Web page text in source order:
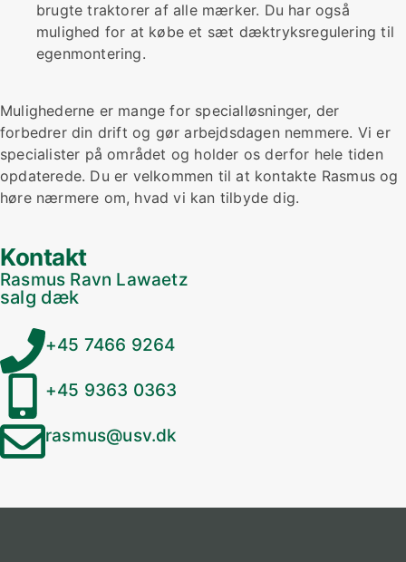
brugte traktorer af alle mærker. Du har også
mulighed for at købe et sæt dæktryksregulering til
egenmontering.
Mulighederne er mange for specialløsninger, der
forbedrer din drift og gør arbejdsdagen nemmere. Vi er
specialister på området og holder os derfor hele tiden
opdaterede. Du er velkommen til at kontakte Rasmus og
høre nærmere om, hvad vi kan tilbyde dig.
Kontakt
Rasmus Ravn Lawaetz
salg dæk
+45 7466 9264
+45 9363 0363
rasmus@usv.dk